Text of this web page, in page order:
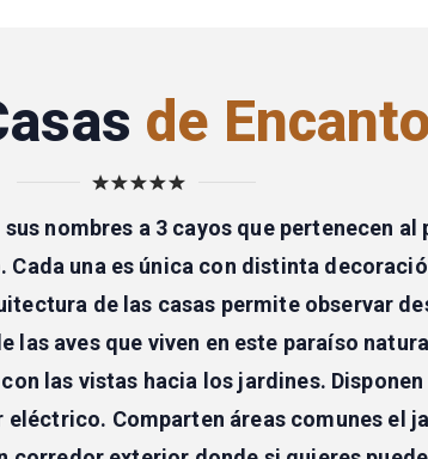
de
nombres a 3 cayos que pertenecen
una es única con distinta
de las casas permite observar
aves que viven en este paraíso
las vistas hacia los jardines.
Comparten áreas comunes el